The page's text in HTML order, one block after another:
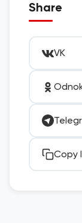
Share
VK
Copy